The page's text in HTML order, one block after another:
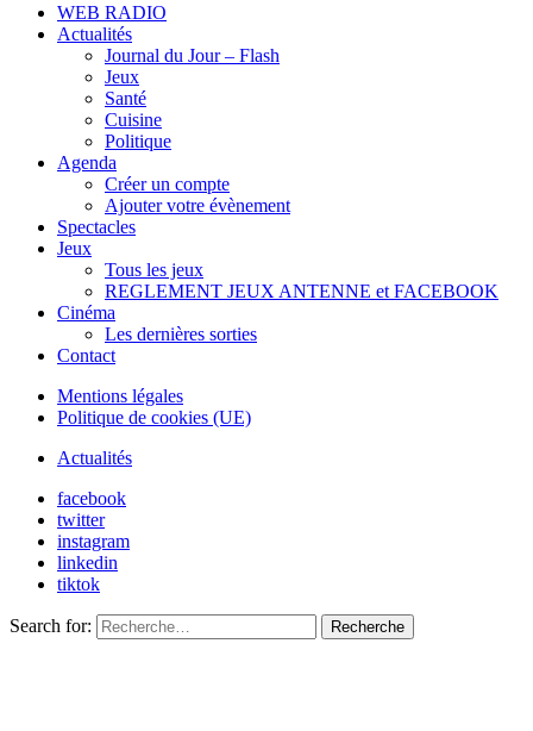
WEB RADIO
Actualités
Journal du Jour – Flash
Jeux
Santé
Cuisine
Politique
Agenda
Créer un compte
Ajouter votre évènement
Spectacles
Jeux
Tous les jeux
REGLEMENT JEUX ANTENNE et FACEBOOK
Cinéma
Les dernières sorties
Contact
Mentions légales
Politique de cookies (UE)
Actualités
facebook
twitter
instagram
linkedin
tiktok
Search for: Recherche